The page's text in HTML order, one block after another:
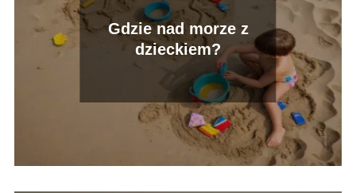
Gdzie nad morze z
dzieckiem?